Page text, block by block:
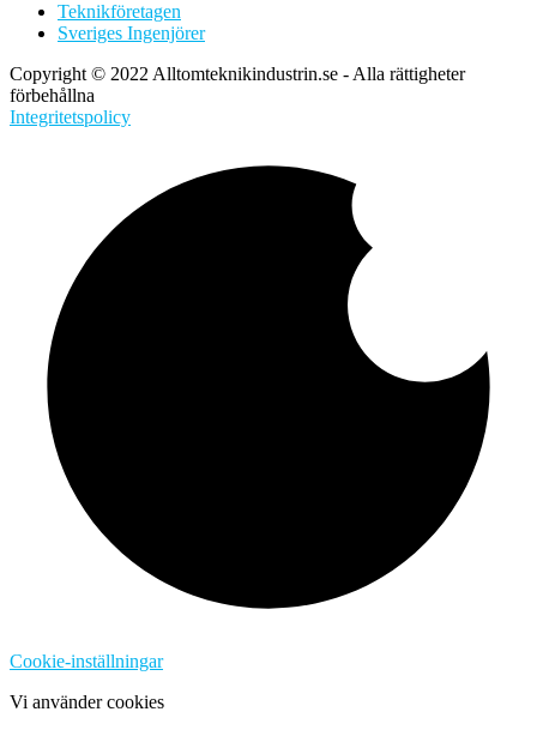
Teknikföretagen
Sveriges Ingenjörer
Copyright © 2022 Alltomteknikindustrin.se - Alla rättigheter
förbehållna
Integritetspolicy
Cookie-inställningar
Vi använder cookies